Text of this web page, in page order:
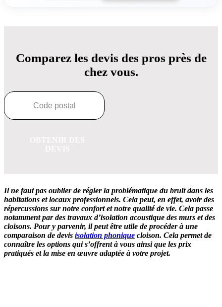
Comparez les devis des pros près de
chez vous.
Il ne faut pas oublier de régler la problématique du bruit dans les
habitations et locaux professionnels. Cela peut, en effet, avoir des
répercussions sur notre confort et notre qualité de vie. Cela passe
notamment par des travaux d’isolation acoustique des murs et des
cloisons. Pour y parvenir, il peut être utile de procéder à une
comparaison de devis isolation phonique cloison. Cela permet de
connaître les options qui s’offrent à vous ainsi que les prix
pratiqués et la mise en œuvre adaptée à votre projet.